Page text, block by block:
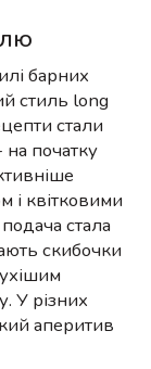
барних
стиль long
стали
початку
і квітковими
стала
скибочки
У різних
аперитив